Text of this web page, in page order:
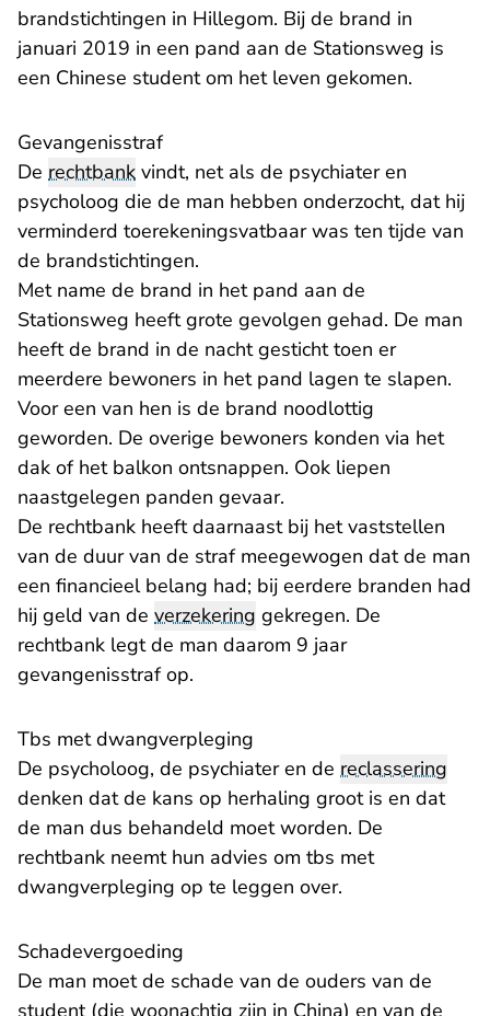
brandstichtingen in Hillegom. Bij de brand in
januari 2019 in een pand aan de Stationsweg is
een Chinese student om het leven gekomen.
Gevangenisstraf
De rechtbank vindt, net als de psychiater en
psycholoog die de man hebben onderzocht, dat hij
verminderd toerekeningsvatbaar was ten tijde van
de brandstichtingen.
Met name de brand in het pand aan de
Stationsweg heeft grote gevolgen gehad. De man
heeft de brand in de nacht gesticht toen er
meerdere bewoners in het pand lagen te slapen.
Voor een van hen is de brand noodlottig
geworden. De overige bewoners konden via het
dak of het balkon ontsnappen. Ook liepen
naastgelegen panden gevaar.
De rechtbank heeft daarnaast bij het vaststellen
van de duur van de straf meegewogen dat de man
een financieel belang had; bij eerdere branden had
hij geld van de verzekering gekregen. De
rechtbank legt de man daarom 9 jaar
gevangenisstraf op.
Tbs met dwangverpleging
De psycholoog, de psychiater en de reclassering
denken dat de kans op herhaling groot is en dat
de man dus behandeld moet worden. De
rechtbank neemt hun advies om tbs met
dwangverpleging op te leggen over.
Schadevergoeding
De man moet de schade van de ouders van de
student (die woonachtig zijn in China) en van de